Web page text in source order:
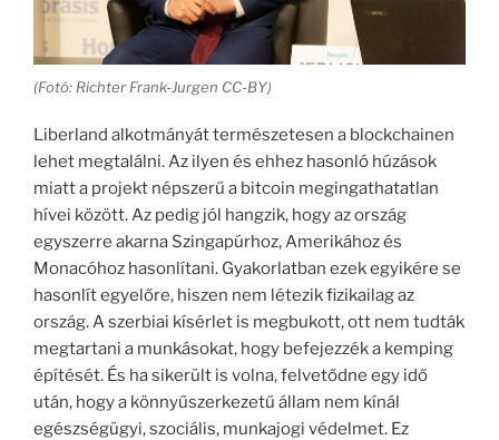
(Fotó: Richter Frank-Jurgen CC-BY)
Liberland alkotmányát természetesen a blockchainen
lehet megtalálni. Az ilyen és ehhez hasonló húzások
miatt a projekt népszerű a bitcoin megingathatatlan
hívei között. Az pedig jól hangzik, hogy az ország
egyszerre akarna Szingapúrhoz, Amerikához és
Monacóhoz hasonlítani. Gyakorlatban ezek egyikére se
hasonlít egyelőre, hiszen nem létezik fizikailag az
ország. A szerbiai kísérlet is megbukott, ott nem tudták
megtartani a munkásokat, hogy befejezzék a kemping
építését. És ha sikerült is volna, felvetődne egy idő
után, hogy a könnyűszerkezetű állam nem kínál
egészségügyi, szociális, munkajogi védelmet. Ez